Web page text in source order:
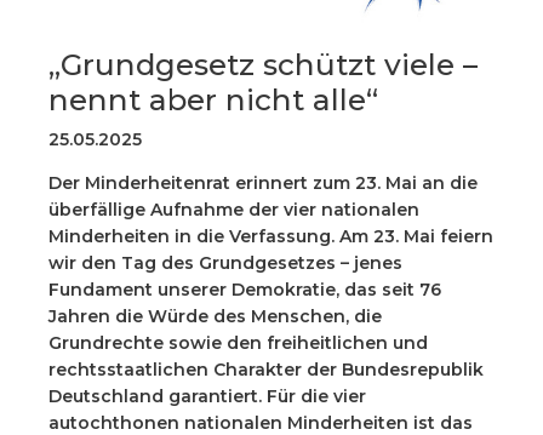
„Grundgesetz schützt viele –
nennt aber nicht alle“
25.05.2025
Der Minderheitenrat erinnert zum 23. Mai an die
überfällige Aufnahme der vier nationalen
Minderheiten in die Verfassung. Am 23. Mai feiern
wir den Tag des Grundgesetzes – jenes
Fundament unserer Demokratie, das seit 76
Jahren die Würde des Menschen, die
Grundrechte sowie den freiheitlichen und
rechtsstaatlichen Charakter der Bundesrepublik
Deutschland garantiert. Für die vier
autochthonen nationalen Minderheiten ist das